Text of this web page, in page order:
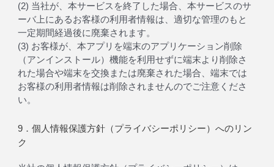
(2) 当社が、本サービスを終了した場合、本サービスのサ
ーバ上にあるお客様の利用者情報は、適切な管理のもと
一定期間経過後に廃棄されます。
(3) お客様が、本アプリを端末のアプリケーション削除
（アンインストール）機能を利用せずに端末より削除さ
れた場合や端末を交換または廃棄された場合、端末では
お客様の利用者情報は削除されませんのでご注意くださ
い。
9．個人情報保護方針（プライバシーポリシー）へのリン
ク